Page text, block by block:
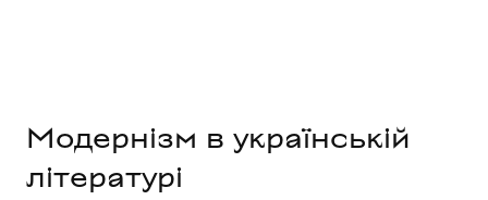
Модернізм в українській
літературі